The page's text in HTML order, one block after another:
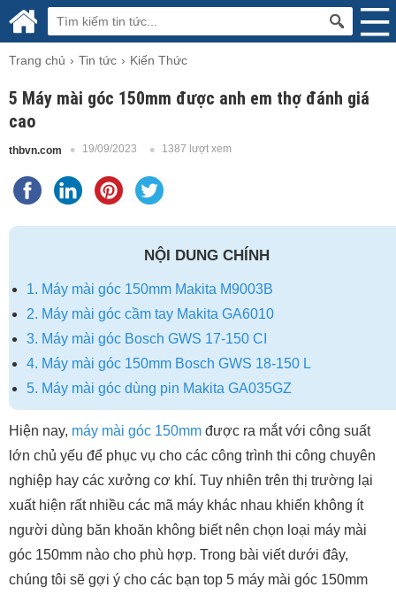
Trang chủ Tin tức Kiến Thức
5 Máy mài góc 150mm được anh em thợ đánh giá
cao
thbvn.com 19/09/2023 1387 lượt xem
NỘI DUNG CHÍNH
1. Máy mài góc 150mm Makita M9003B
2. Máy mài góc cầm tay Makita GA6010
3. Máy mài góc Bosch GWS 17-150 CI
4. Máy mài góc 150mm Bosch GWS 18-150 L
5. Máy mài góc dùng pin Makita GA035GZ
Hiện nay, máy mài góc 150mm được ra mắt với công suất
lớn chủ yếu để phục vụ cho các công trình thi công chuyên
nghiệp hay các xưởng cơ khí. Tuy nhiên trên thị trường lại
xuất hiện rất nhiều các mã máy khác nhau khiến không ít
người dùng băn khoăn không biết nên chọn loại máy mài
góc 150mm nào cho phù hợp. Trong bài viết dưới đây,
chúng tôi sẽ gợi ý cho các bạn top 5 máy mài góc 150mm